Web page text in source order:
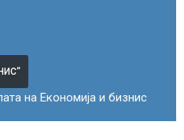
на Економија и бизнис